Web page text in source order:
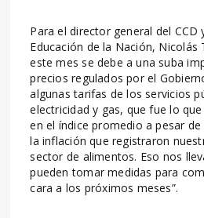
Para el director general del CCD
Educación de la Nación,
este mes se debe a una suba
precios regulados por el
algunas tarifas de los servicios
electricidad y gas, que fue lo
en el índice promedio a pesar
la inflación que registraron
sector de alimentos. Eso nos
pueden tomar medidas para
cara a los próximos meses”.